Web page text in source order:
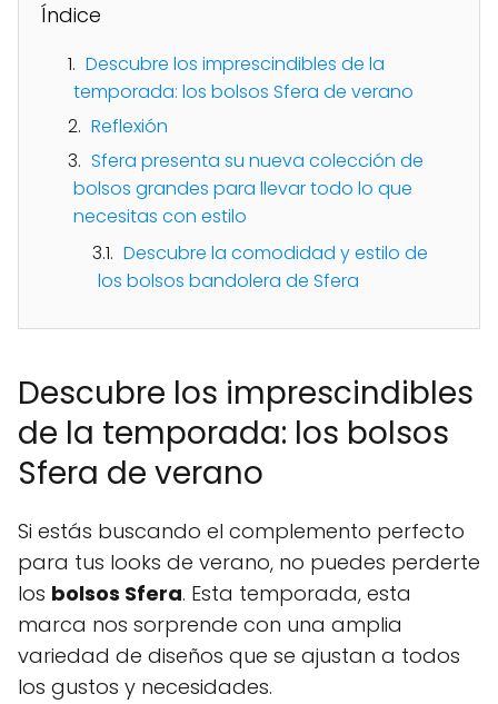
Índice
Descubre los imprescindibles de la
temporada: los bolsos Sfera de verano
Reflexión
Sfera presenta su nueva colección de
bolsos grandes para llevar todo lo que
necesitas con estilo
Descubre la comodidad y estilo de
los bolsos bandolera de Sfera
Descubre los imprescindibles
de la temporada: los bolsos
Sfera de verano
Si estás buscando el complemento perfecto
para tus looks de verano, no puedes perderte
los bolsos Sfera. Esta temporada, esta
marca nos sorprende con una amplia
variedad de diseños que se ajustan a todos
los gustos y necesidades.